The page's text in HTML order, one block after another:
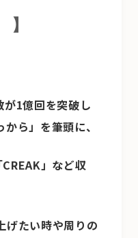
】
1億回を突破し
ら」を筆頭に、
」など収
げたい時や周りの